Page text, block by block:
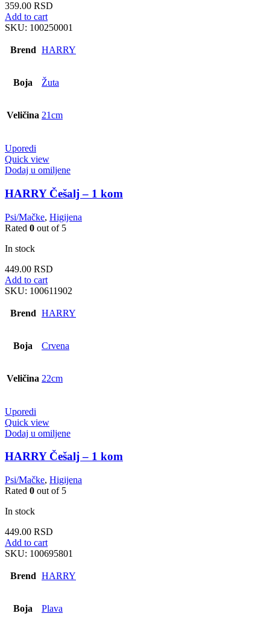
359.00 RSD
Add to cart
SKU: 100250001
Brend HARRY
Boja Žuta
Veličina 21cm
Uporedi
Quick view
Dodaj u omiljene
HARRY Češalj – 1 kom
Psi/Mačke, Higijena
Rated 0 out of 5
In stock
449.00 RSD
Add to cart
SKU: 100611902
Brend HARRY
Boja Crvena
Veličina 22cm
Uporedi
Quick view
Dodaj u omiljene
HARRY Češalj – 1 kom
Psi/Mačke, Higijena
Rated 0 out of 5
In stock
449.00 RSD
Add to cart
SKU: 100695801
Brend HARRY
Boja Plava